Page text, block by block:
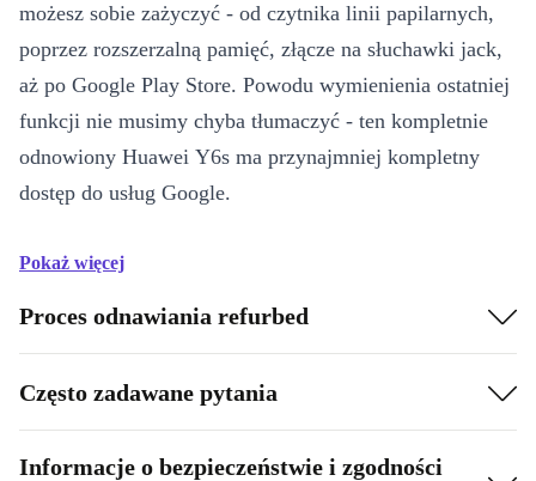
możesz sobie zażyczyć - od czytnika linii papilarnych,
poprzez rozszerzalną pamięć, złącze na słuchawki jack,
aż po Google Play Store. Powodu wymienienia ostatniej
funkcji nie musimy chyba tłumaczyć - ten kompletnie
odnowiony Huawei Y6s ma przynajmniej kompletny
dostęp do usług Google.
Pokaż więcej
Proces odnawiania refurbed
Często zadawane pytania
Informacje o bezpieczeństwie i zgodności